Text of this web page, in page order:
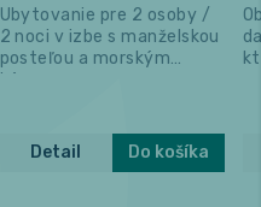
Ubytovanie pre 2 osoby /
2 noci v izbe s manželskou
posteľou a morským
kúpeľom
Detail Do košíka